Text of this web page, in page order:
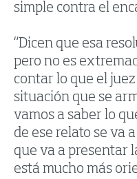
simple contra el
“Dicen que esa
pero no es
contar lo que el
situación que se
vamos a saber lo
de ese relato se va
que va a presentar
está mucho más